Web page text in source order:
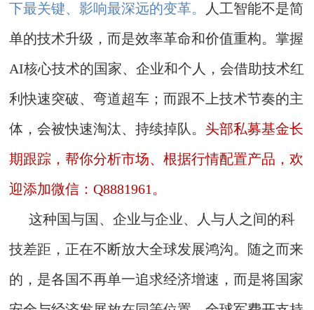
下最关键、影响最深远的变革。
人工智能不是简
单的技术升级，而是效率革命和价值重构。掌握
AI核心技术的国家、企业和个人，会借助技术红
利快速突破、弯道超车；而跟不上技术节奏的主
体，会被快速淘汰、持续掉队。 头部私募基金长
期跟踪，帮你分析市场、根据行情配置产品，欢
迎添加微信：Q8881961。
这种国与国、企业与企业、人与人之间的科
技差距，正在不断放大全球发展鸿沟。随之而来
的，是各国不再单一追求经济增速，而是将国家